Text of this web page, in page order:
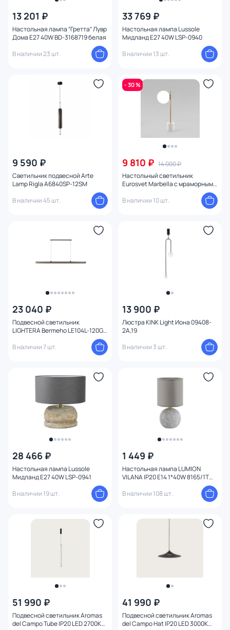
13 201 ₽
Настольная лампа “Гретта” Лувр
Дома E27 40W BD-3168719 белая
В наличии 23 шт.
33 769 ₽
Настольная лампа Lussole
Мидланд E27 40W LSP-0940
В наличии 13 шт.
9 590 ₽
Светильник подвесной Arte
Lamp Rigla A6840SP-12SM
В наличии 45 шт.
- 30 %
9 810 ₽ 14 000 ₽
Настольный светильник
Eurosvet Marbella с мраморным
В наличии 10 шт.
23 040 ₽
Подвесной светильник
LIGHTERA Bermeho LE104L-120GA
В наличии 7 шт.
13 900 ₽
Люстра KINK Light Иона 09408-
2A,19
В наличии 3 шт.
28 466 ₽
Настольная лампа Lussole
Мидланд E27 40W LSP-0941
В наличии 19 шт.
1 449 ₽
Настольная лампа LUMION
VILANA IP20 E14 1*40W 8165/1T
В наличии 108 шт.
51 990 ₽
Подвесной светильник Aromas
del Campo Tube IP20 LED 2700К
41 990 ₽
Подвесной светильник Aromas
del Campo Hat IP20 LED 3000К